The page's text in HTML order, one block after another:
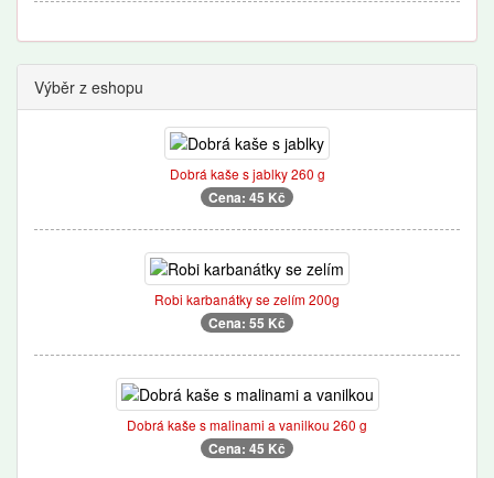
Výběr z eshopu
Dobrá kaše s jablky 260 g
Cena: 45 Kč
Robi karbanátky se zelím 200g
Cena: 55 Kč
Dobrá kaše s malinami a vanilkou 260 g
Cena: 45 Kč